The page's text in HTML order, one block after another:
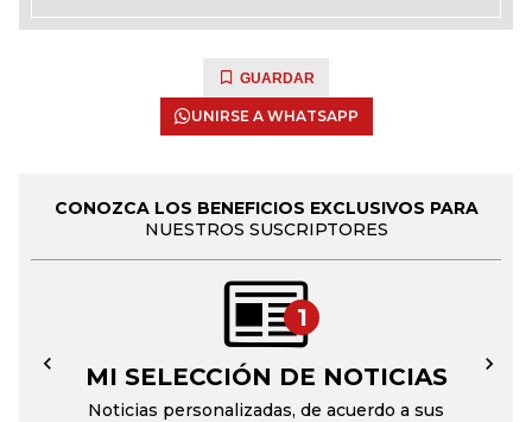
GUARDAR
UNIRSE A WHATSAPP
CONOZCA LOS BENEFICIOS EXCLUSIVOS PARA
NUESTROS SUSCRIPTORES
1
MI SELECCIÓN DE NOTICIAS
Noticias personalizadas, de acuerdo a sus
← →